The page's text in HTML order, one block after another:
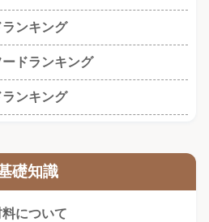
ンキング
ドランキング
ンキング
礎知識
について